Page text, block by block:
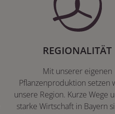
REGIONALITÄT
Mit unserer eigenen
Pflanzenproduktion setzen
unsere Region. Kurze Wege
starke Wirtschaft in Bayern